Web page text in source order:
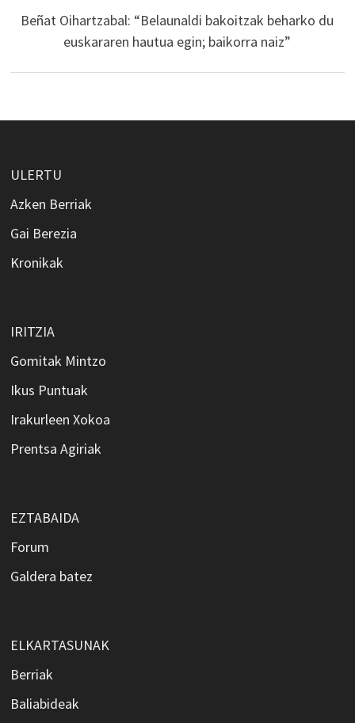
Beñat Oihartzabal: “Belaunaldi bakoitzak beharko du
euskararen hautua egin; baikorra naiz”
ULERTU
Azken Berriak
Gai Berezia
Kronikak
IRITZIA
Gomitak Mintzo
Ikus Puntuak
Irakurleen Xokoa
Prentsa Agiriak
EZTABAIDA
Forum
Galdera batez
ELKARTASUNAK
Berriak
Baliabideak